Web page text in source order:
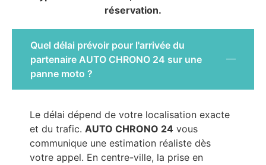
réservation.
Quel délai prévoir pour l'arrivée du
partenaire AUTO CHRONO 24 sur une
panne moto ?
Le délai dépend de votre localisation exacte
et du trafic. AUTO CHRONO 24 vous
communique une estimation réaliste dès
votre appel. En centre-ville, la prise en